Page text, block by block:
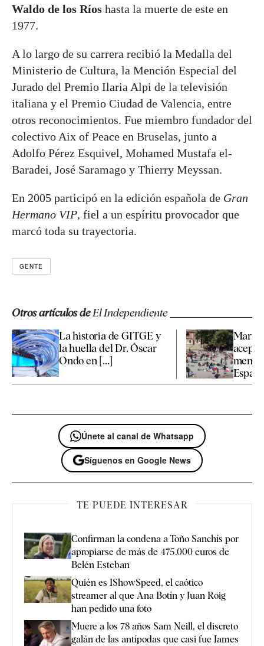
Waldo de los Ríos hasta la muerte de este en
1977.
A lo largo de su carrera recibió la Medalla del
Ministerio de Cultura, la Mención Especial del
Jurado del Premio Ilaria Alpi de la televisión
italiana y el Premio Ciudad de Valencia, entre
otros reconocimientos. Fue miembro fundador del
colectivo Aix of Peace en Bruselas, junto a
Adolfo Pérez Esquivel, Mohamed Mustafa el-
Baradei, José Saramago y Thierry Meyssan.
En 2005 participó en la edición española de Gran
Hermano VIP, fiel a un espíritu provocador que
marcó toda su trayectoria.
GENTE
Otros artículos deEl Independiente
La historia de GITGE y
la huella del Dr. Óscar
Ondo en [...]
Únete al canal de Whatsapp
Síguenos en Google News
TE PUEDE INTERESAR
Confirman la condena a Toño Sanchís por
apropiarse de más de 475.000 euros de
Belén Esteban
Quién es IShowSpeed, el caótico
streamer al que Ana Botín y Juan Roig
han pedido una foto
Muere a los 78 años Sam Neill, el discreto
galán de las antípodas que casi fue James